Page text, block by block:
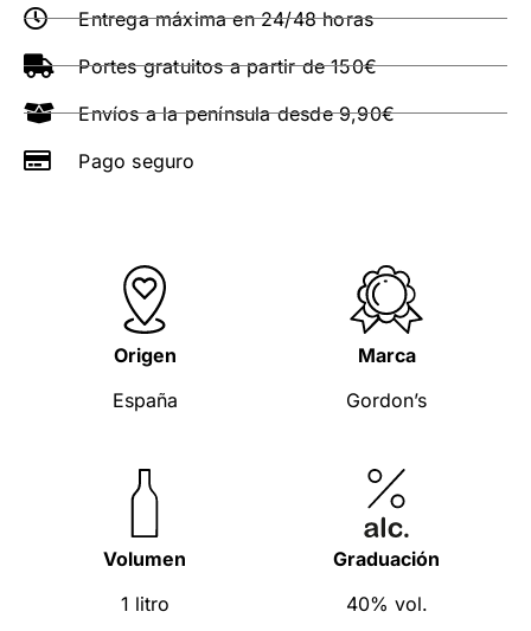
Entrega máxima en 24/48 horas
Portes gratuitos a partir de 150€
Envíos a la península desde 9,90€
Pago seguro
Origen
España
Marca
Gordon’s
Volumen
1 litro
Graduación
40% vol.